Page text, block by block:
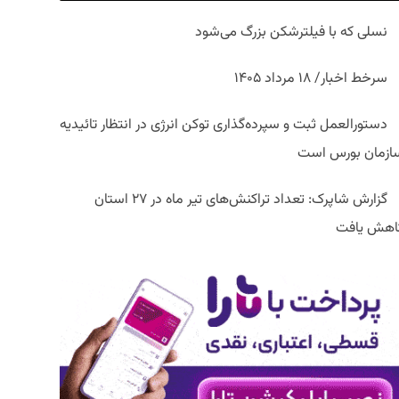
نسلی که با فیلترشکن بزرگ می‌شود
سرخط اخبار/ ۱۸ مرداد ۱۴۰۵
دستورالعمل ثبت و سپرده‌گذاری توکن انرژی در انتظار تائیدیه
بورس است
گزارش شاپرک: تعداد تراکنش‌های تیر ماه در ۲۷ استان‌
یافت